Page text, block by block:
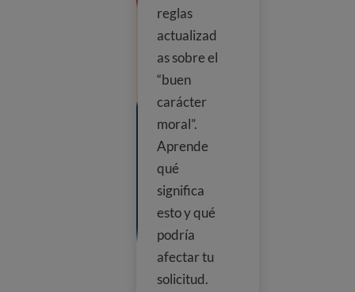
reglas
actualizad
as sobre el
“buen
carácter
moral”.
Aprende
qué
significa
esto y qué
podría
afectar tu
solicitud.